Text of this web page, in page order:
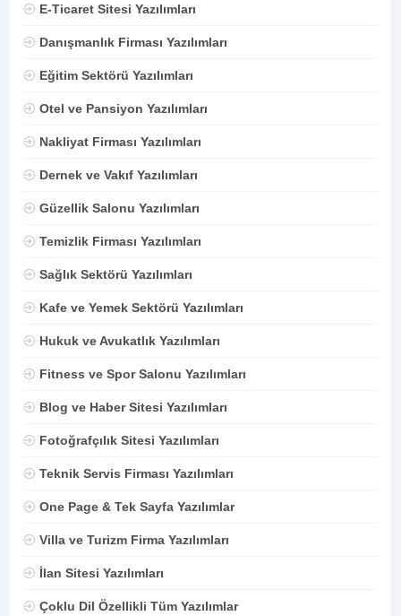
E-Ticaret Sitesi Yazılımları
Danışmanlık Firması Yazılımları
Eğitim Sektörü Yazılımları
Otel ve Pansiyon Yazılımları
Nakliyat Firması Yazılımları
Dernek ve Vakıf Yazılımları
Güzellik Salonu Yazılımları
Temizlik Firması Yazılımları
Sağlık Sektörü Yazılımları
Kafe ve Yemek Sektörü Yazılımları
Hukuk ve Avukatlık Yazılımları
Fitness ve Spor Salonu Yazılımları
Blog ve Haber Sitesi Yazılımları
Fotoğrafçılık Sitesi Yazılımları
Teknik Servis Firması Yazılımları
One Page & Tek Sayfa Yazılımlar
Villa ve Turizm Firma Yazılımları
İlan Sitesi Yazılımları
Çoklu Dil Özellikli Tüm Yazılımlar